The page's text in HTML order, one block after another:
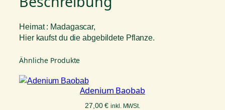
Heimat : Madagascar,
Hier kaufst du die abgebildete Pflanze.
Ähnliche Produkte
Adenium Baobab
27,00€ inkl. MWSt.